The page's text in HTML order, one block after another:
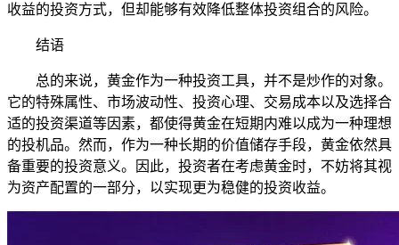
收益的投资方式，但却能够有效降低整体投资组合的风险。
结语
总的来说，黄金作为一种投资工具，并不是炒作的对象。
它的特殊属性、市场波动性、投资心理、交易成本以及选择合
适的投资渠道等因素，都使得黄金在短期内难以成为一种理想
的投机品。然而，作为一种长期的价值储存手段，黄金依然具
备重要的投资意义。因此，投资者在考虑黄金时，不妨将其视
为资产配置的一部分，以实现更为稳健的投资收益。